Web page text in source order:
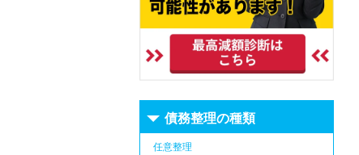
債務整理の種類
任意整理